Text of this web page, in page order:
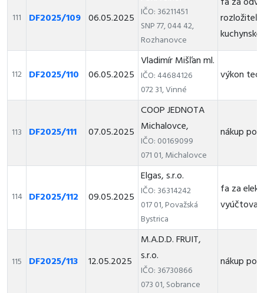
111 DF2025/109 06.05.2025 IČO: 36211451
SNP 77, 044 42,
Rozhanovce
112 DF2025/110 06.05.2025
Vladimír Mišľan ml.
IČO: 44684126
072 31, Vinné
výkon
113 DF2025/111 07.05.2025
COOP JEDNOTA
Michalovce,
IČO: 00169099
071 01, Michalovce
nákup
114 DF2025/112 09.05.2025
Elgas, s.r.o.
IČO: 36314242
017 01, Považská
Bystrica
fa za
115 DF2025/113 12.05.2025
M.A.D.D. FRUIT,
s.r.o.
IČO: 36730866
073 01, Sobrance
nákup